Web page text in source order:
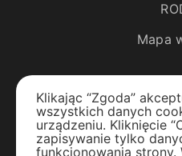
Mapa
Rośliny
Klikając “Zgoda”
wszystkich danych
urządzeniu. Kliknięcie
zapisywanie tylko
funkcjonowania strony.